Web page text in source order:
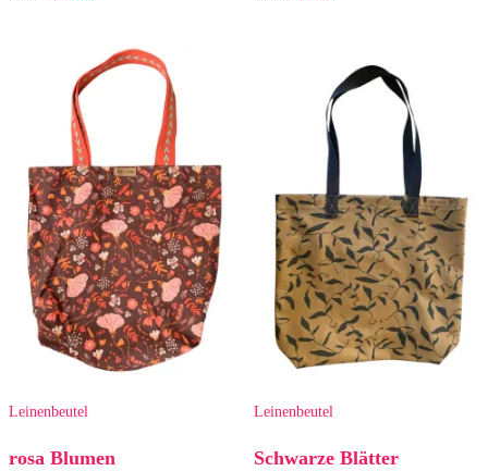
Leinenbeutel
rosa Blumen
Leinenbeutel
Schwarze Blätter